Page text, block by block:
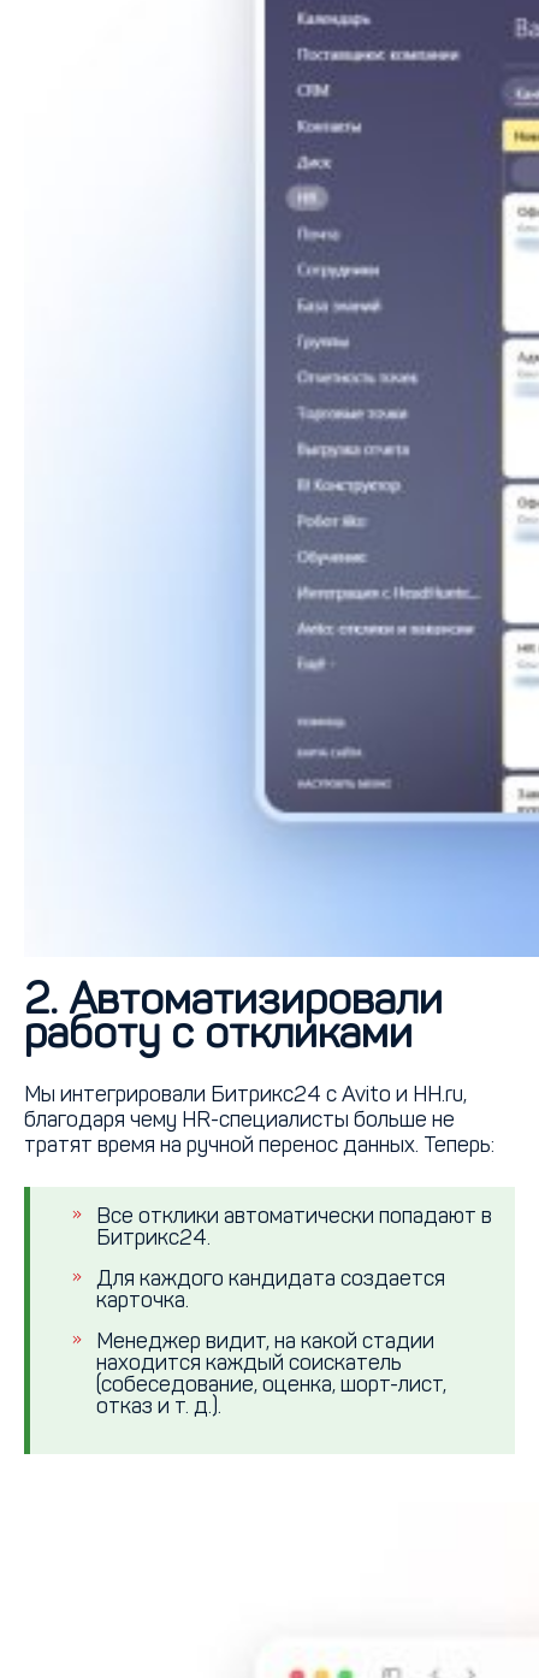
2. Автоматизировали
работу с откликами
Мы интегрировали Битрикс24 с Avito и HH.ru,
благодаря чему HR-специалисты больше не
тратят время на ручной перенос данных. Теперь:
Все отклики автоматически попадают в
Битрикс24.
Для каждого кандидата создается
карточка.
Менеджер видит, на какой стадии
находится каждый соискатель
(собеседование, оценка, шорт-лист,
отказ и т. д.).